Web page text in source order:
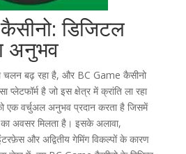
डिजिटल
अनुभव
बढ़ रहा है, और BC Game कैसीनो
प्लेटफॉर्म है जो इस क्षेत्र में क्रांति ला रहा
एक वर्चुअल अनुभव प्रदान करता है जिसमें
अवसर मिलता है। इसके अलावा,
और अद्वितीय गेमिंग विकल्पों के कारण